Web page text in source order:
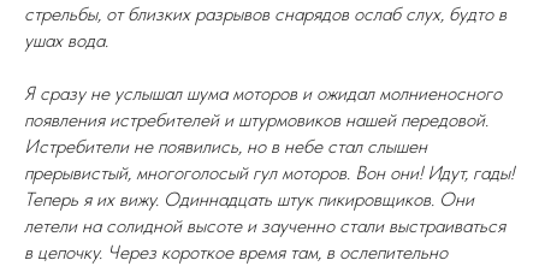
стрельбы, от близких разрывов снарядов ослаб слух, будто в
ушах вода.
Я сразу не услышал шума моторов и ожидал молниеносного
появления истребителей и штурмовиков нашей передовой.
Истребители не появились, но в небе стал слышен
прерывистый, многоголосый гул моторов. Вон они! Идут, гады!
Теперь я их вижу. Одиннадцать штук пикировщиков. Они
летели на солидной высоте и заученно стали выстраиваться
в цепочку. Через короткое время там, в ослепительно